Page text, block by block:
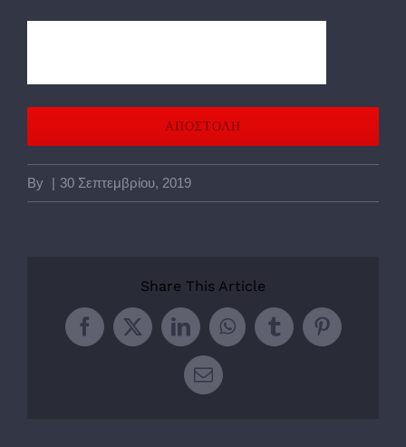
By | 30 Σεπτεμβρίου, 2019
Share This Article
FacebookTwitterLinkedInWhatsApp
TumblrPinterest
Email